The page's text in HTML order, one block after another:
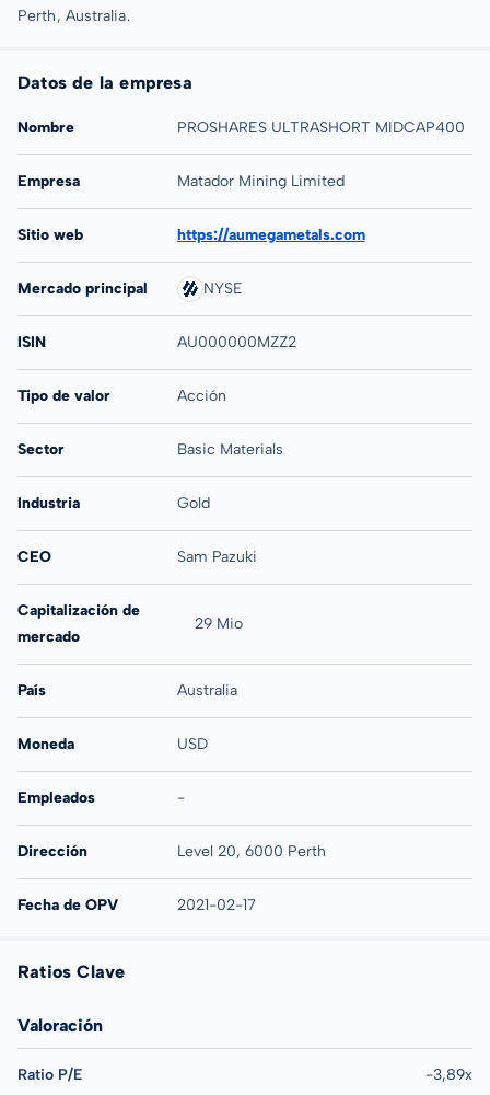
Perth, Australia.
Datos de la empresa
Nombre PROSHARES ULTRASHORT MIDCAP400
Empresa Matador Mining Limited
Sitio web https://aumegametals.com
Mercado principal NYSE
ISIN AU000000MZZ2
Tipo de valor Acción
Sector Basic Materials
Industria Gold
CEO Sam Pazuki
Capitalización de
mercado
29 Mio
País Australia
Moneda USD
Empleados -
Dirección Level 20, 6000 Perth
Fecha de OPV 2021-02-17
Ratios Clave
Valoración
Ratio P/E -3,89x